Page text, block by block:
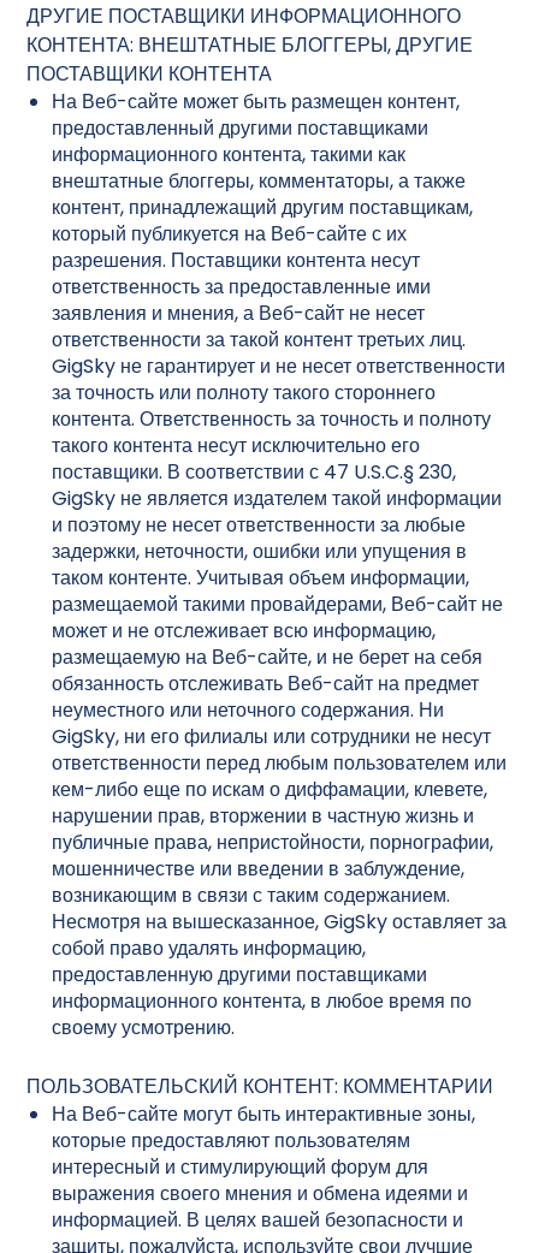
ДРУГИЕ ПОСТАВЩИКИ ИНФОРМАЦИОННОГО
КОНТЕНТА: ВНЕШТАТНЫЕ БЛОГГЕРЫ, ДРУГИЕ
ПОСТАВЩИКИ КОНТЕНТА
На Веб-сайте может быть размещен контент,
предоставленный другими поставщиками
информационного контента, такими как
внештатные блоггеры, комментаторы, а также
контент, принадлежащий другим поставщикам,
который публикуется на Веб-сайте с их
разрешения. Поставщики контента несут
ответственность за предоставленные ими
заявления и мнения, а Веб-сайт не несет
ответственности за такой контент третьих лиц.
GigSky не гарантирует и не несет ответственности
за точность или полноту такого стороннего
контента. Ответственность за точность и полноту
такого контента несут исключительно его
поставщики. В соответствии с 47 U.S.C.§ 230,
GigSky не является издателем такой информации
и поэтому не несет ответственности за любые
задержки, неточности, ошибки или упущения в
таком контенте. Учитывая объем информации,
размещаемой такими провайдерами, Веб-сайт не
может и не отслеживает всю информацию,
размещаемую на Веб-сайте, и не берет на себя
обязанность отслеживать Веб-сайт на предмет
неуместного или неточного содержания. Ни
GigSky, ни его филиалы или сотрудники не несут
ответственности перед любым пользователем или
кем-либо еще по искам о диффамации, клевете,
нарушении прав, вторжении в частную жизнь и
публичные права, непристойности, порнографии,
мошенничестве или введении в заблуждение,
возникающим в связи с таким содержанием.
Несмотря на вышесказанное, GigSky оставляет за
собой право удалять информацию,
предоставленную другими поставщиками
информационного контента, в любое время по
своему усмотрению.
ПОЛЬЗОВАТЕЛЬСКИЙ КОНТЕНТ: КОММЕНТАРИИ
На Веб-сайте могут быть интерактивные зоны,
которые предоставляют пользователям
интересный и стимулирующий форум для
выражения своего мнения и обмена идеями и
информацией. В целях вашей безопасности и
защиты, пожалуйста, используйте свои лучшие